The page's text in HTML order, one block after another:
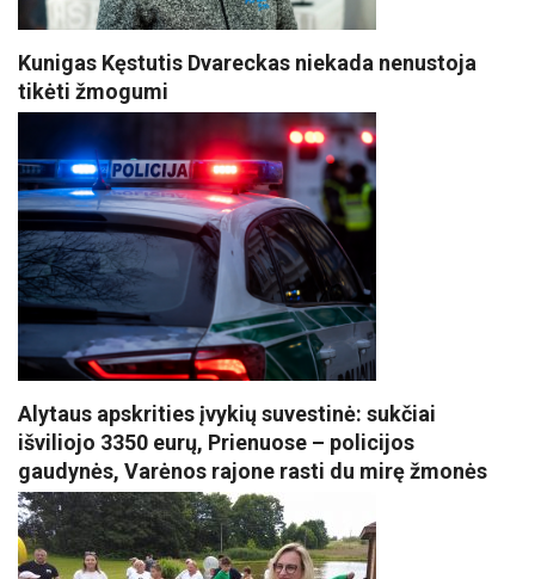
Kunigas Kęstutis Dvareckas niekada nenustoja
tikėti žmogumi
Alytaus apskrities įvykių suvestinė: sukčiai
išviliojo 3350 eurų, Prienuose – policijos
gaudynės, Varėnos rajone rasti du mirę žmonės